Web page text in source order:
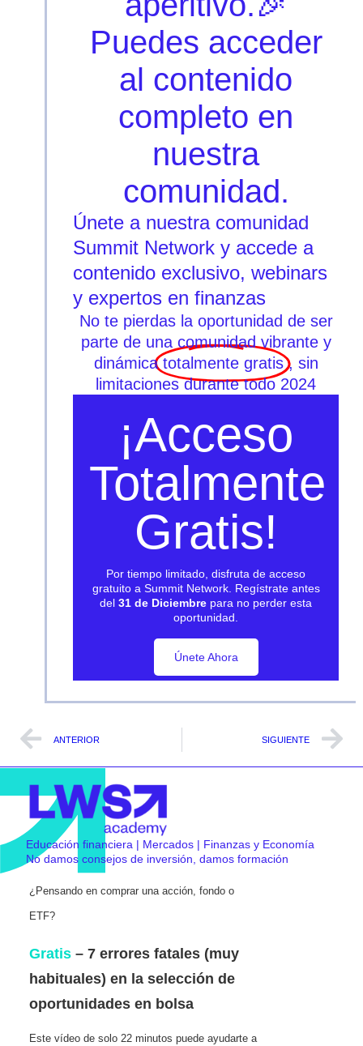
Puedes acceder
al contenido
completo en
nuestra
comunidad.
Únete a nuestra comunidad
Summit Network y accede a
contenido exclusivo, webinars
y expertos en finanzas
No te pierdas la oportunidad de ser
parte de una comunidad vibrante y
dinámica totalmente gratis , sin
limitaciones durante todo 2024
¡Acceso
Totalmente
Gratis!
Por tiempo limitado, disfruta de acceso
gratuito a Summit Network. Regístrate antes
del 31 de Diciembre para no perder esta
oportunidad.
Únete Ahora
Únete Ahora
ANTERIOR SIGUIENTE
Educación financiera | Mercados | Finanzas y Economía
No damos consejos de inversión, damos formación
¿Pensando en comprar una acción, fondo o
ETF?
Gratis – 7 errores fatales (muy
habituales) en la selección de
oportunidades en bolsa
Este vídeo de solo 22 minutos puede ayudarte a